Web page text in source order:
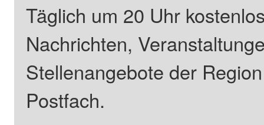
Täglich um 20 Uhr
Nachrichten,
Stellenangebote der
Postfach.